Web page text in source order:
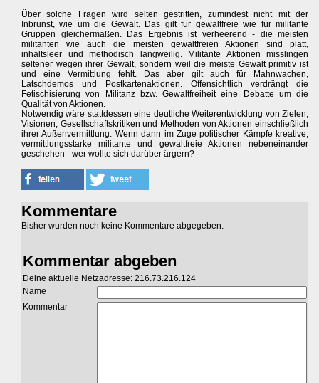
Über solche Fragen wird selten gestritten, zumindest nicht mit der
Inbrunst, wie um die Gewalt. Das gilt für gewaltfreie wie für militante
Gruppen gleichermaßen. Das Ergebnis ist verheerend - die meisten
militanten wie auch die meisten gewaltfreien Aktionen sind platt,
inhaltsleer und methodisch langweilig. Militante Aktionen misslingen
seltener wegen ihrer Gewalt, sondern weil die meiste Gewalt primitiv ist
und eine Vermittlung fehlt. Das aber gilt auch für Mahnwachen,
Latschdemos und Postkartenaktionen. Offensichtlich verdrängt die
Fetischisierung von Militanz bzw. Gewaltfreiheit eine Debatte um die
Qualität von Aktionen.
Notwendig wäre stattdessen eine deutliche Weiterentwicklung von Zielen,
Visionen, Gesellschaftskritiken und Methoden von Aktionen einschließlich
ihrer Außenvermittlung. Wenn dann im Zuge politischer Kämpfe kreative,
vermittlungsstarke militante und gewaltfreie Aktionen nebeneinander
geschehen - wer wollte sich darüber ärgern?
Kommentare
Bisher wurden noch keine Kommentare abgegeben.
Kommentar abgeben
Deine aktuelle Netzadresse: 216.73.216.124
Name
Kommentar